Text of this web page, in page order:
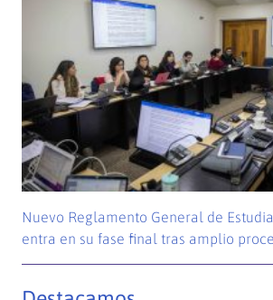
Nuevo Reglamento General de
entra en su fase final tras amplio